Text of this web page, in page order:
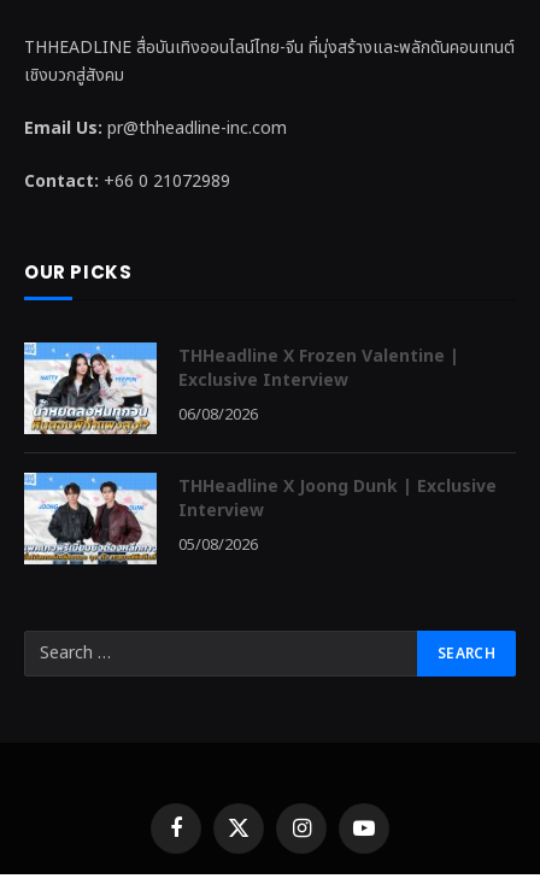
THHEADLINE สื่อบันเทิงออนไลน์ไทย-จีน ที่มุ่งสร้างและพลักดันคอนเทนต์
เชิงบวกสู่สังคม
Email Us: pr@thheadline-inc.com
Contact: +66 0 21072989
OUR PICKS
THHeadline X Frozen Valentine |
Exclusive Interview
06/08/2026
THHeadline X Joong Dunk | Exclusive
Interview
05/08/2026
FacebookX
(Twitter)
InstagramYouTube